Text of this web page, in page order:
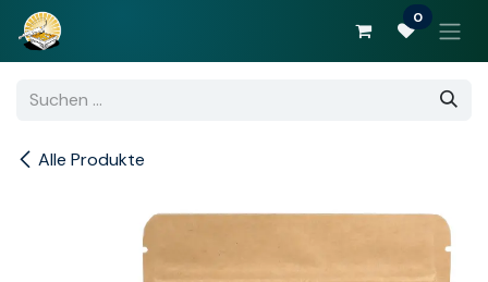
Zum Inhalt springen 0
Alle Produkte